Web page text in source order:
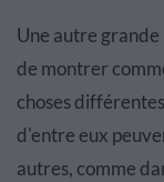
Une autre
de montrer
choses
d'entre eux
autres, comme